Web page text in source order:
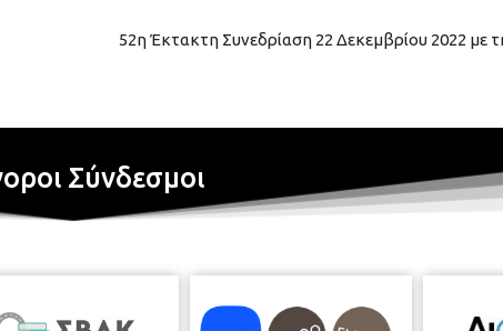
52η Έκτακτη Συνεδρίαση 22 Δεκεμβρίου 2022 με
Σύνδεσμοι